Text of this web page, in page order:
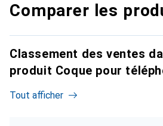
Comparer les
Classement des ventes
produit Coque pour
Tout afficher